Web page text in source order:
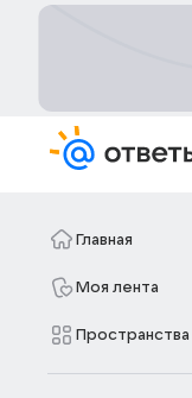
Главная
Моя лента
Пространства